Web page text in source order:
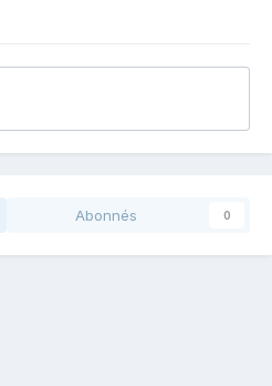
Abonnés 0